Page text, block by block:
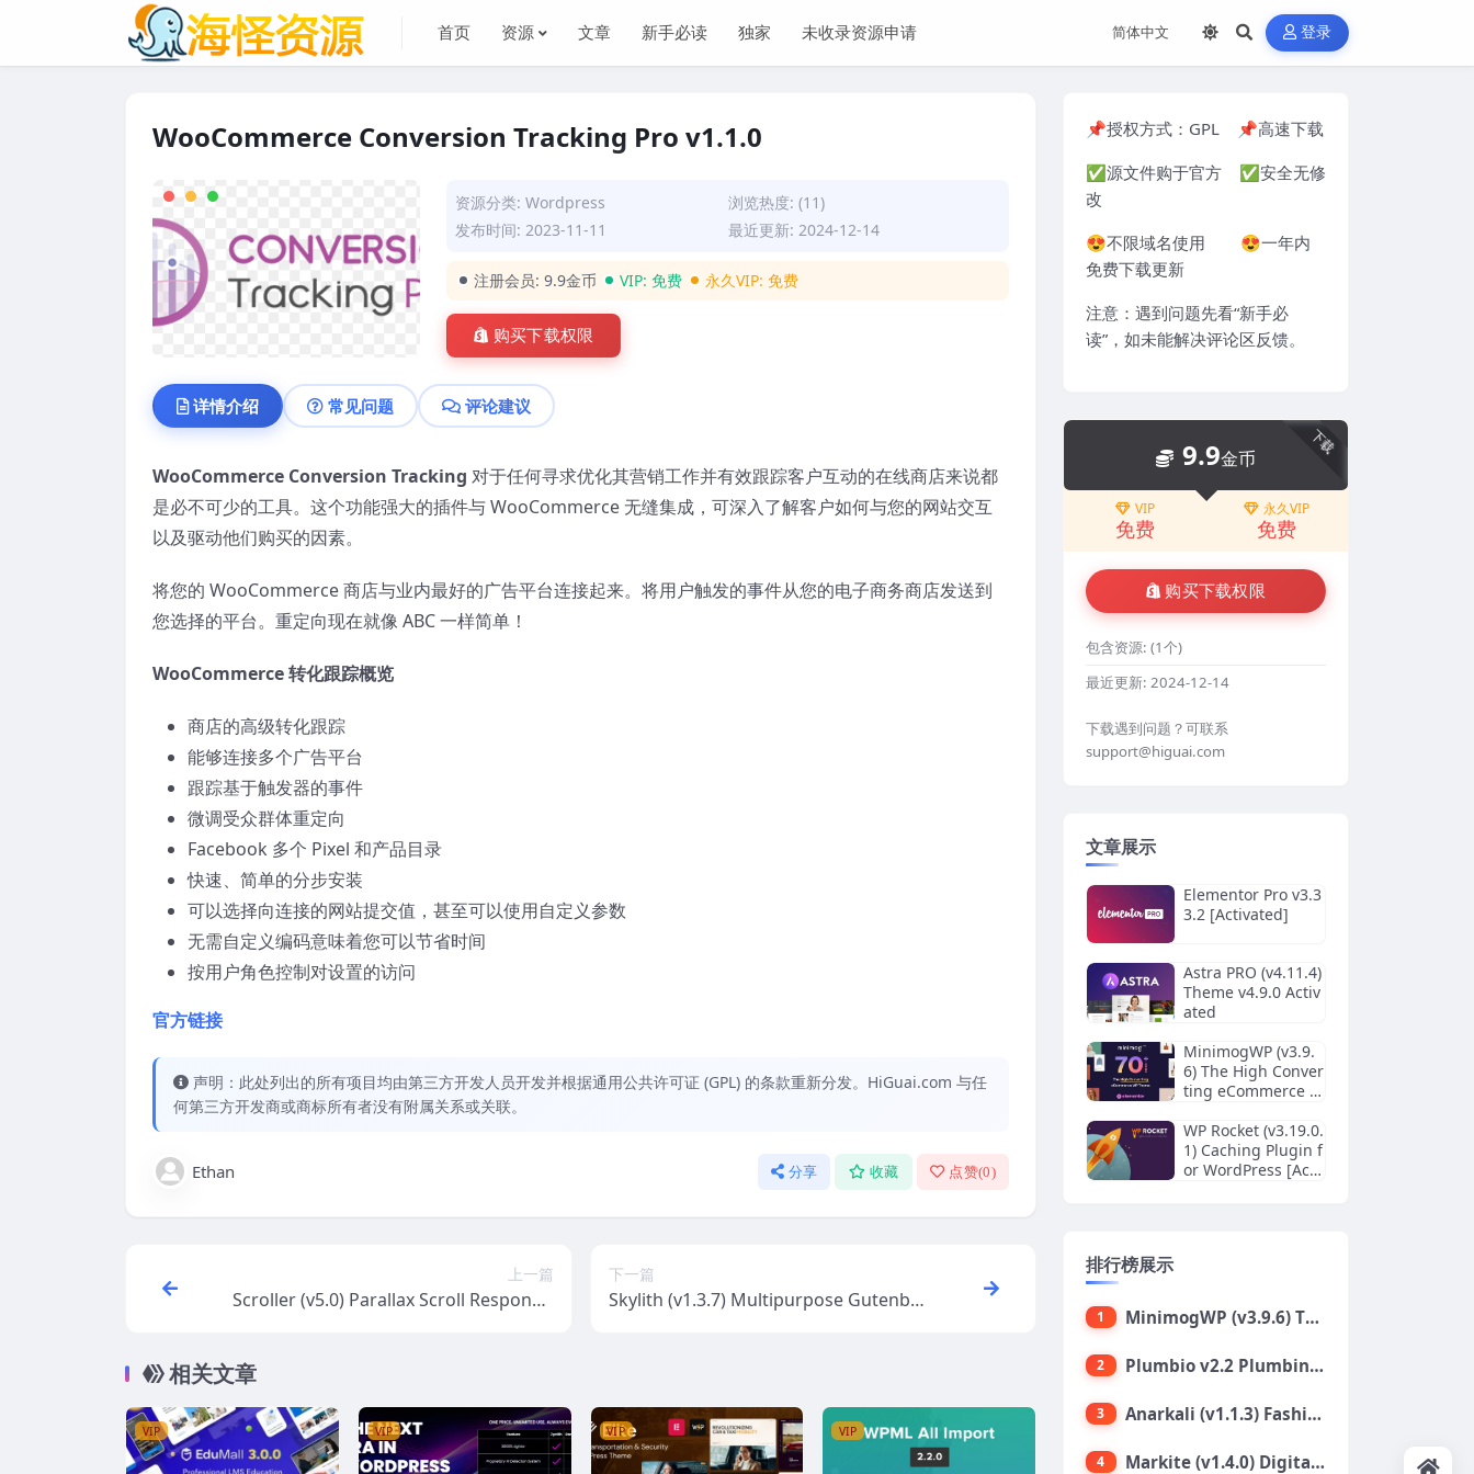
首页 资源 文章 新手必读 独家 未收录资源申请 登录
WooCommerce Conversion Tracking Pro v1.1.0
资源分类:Wordpress
浏览热度: (11)
发布时间: 2023-11-11
最近更新: 2024-12-14
注册会员:9.9金币 VIP:免费 永久VIP:免费
购买下载权限
详情介绍 常见问题 评论建议
WooCommerce Conversion Tracking 对于任何寻求优化其营销工作并有效跟踪客户互动的在线商店来说都
是必不可少的工具。这个功能强大的插件与 WooCommerce 无缝集成，可深入了解客户如何与您的网站交互
以及驱动他们购买的因素。
将您的 WooCommerce 商店与业内最好的广告平台连接起来。将用户触发的事件从您的电子商务商店发送到
您选择的平台。重定向现在就像 ABC 一样简单！
WooCommerce 转化跟踪概览
商店的高级转化跟踪
能够连接多个广告平台
跟踪基于触发器的事件
微调受众群体重定向
Facebook 多个 Pixel 和产品目录
快速、简单的分步安装
可以选择向连接的网站提交值，甚至可以使用自定义参数
无需自定义编码意味着您可以节省时间
按用户角色控制对设置的访问
官方链接
声明：此处列出的所有项目均由第三方开发人员开发并根据通用公共许可证 (GPL) 的条款重新分发。HiGuai.com 与任
何第三方开发商或商标所有者没有附属关系或关联。
Ethan 分享 收藏 点赞(0)
上一篇
Scroller (v5.0) Parallax Scroll Responsiv
下一篇
Skylith (v1.3.7) Multipurpose Gutenber
相关文章
VIP VIP VIP VIP
📌授权方式： GPL 📌高速下载
✅源文件购于官方 ✅安全无修
改
😍不限域名使用 😍一年内
免费下载更新
注意：遇到问题先看“新手必
读”，如未能解决评论区反馈。
下载
9.9金币
VIP
免费
永久VIP
免费
购买下载权限
包含资源: (1个)
最近更新: 2024-12-14
下载遇到问题？可联系
support@higuai.com
文章展示
Elementor Pro v3.3
3.2 [Activated]
Astra PRO (v4.11.4)
Theme v4.9.0 Activ
ated
MinimogWP (v3.9.
6) The High Conver
ting eCommerce W
WP Rocket (v3.19.0.
1) Caching Plugin f
or WordPress [Acti
排行榜展示
1 MinimogWP (v3.9.6) The High Converting eCommerce WordPress Theme
2 Plumbio v2.2 Plumbing Services WordPress Theme
3 Anarkali (v1.1.3) Fashion Shop Ecommerce Elementor Theme
4 Markite (v1.4.0) Digital Marketplace WordPress Theme